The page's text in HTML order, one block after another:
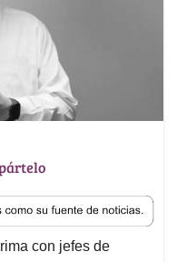
con jefes de